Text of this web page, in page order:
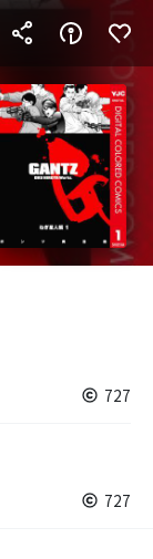
727
727